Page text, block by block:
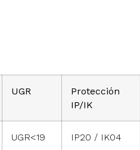
UGR
Protección
IP/IK
UGR<19 IP20 / IK04